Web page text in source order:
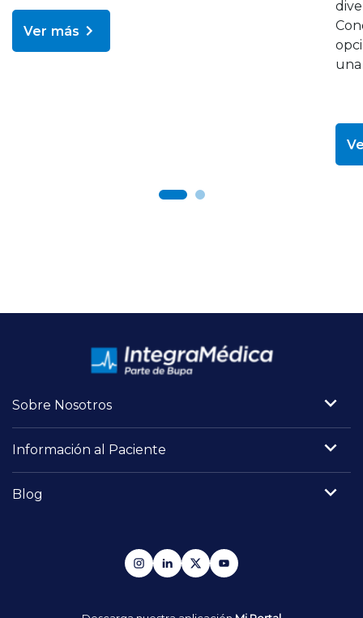
Ver más
Sobre Nosotros
Información al Paciente
Blog